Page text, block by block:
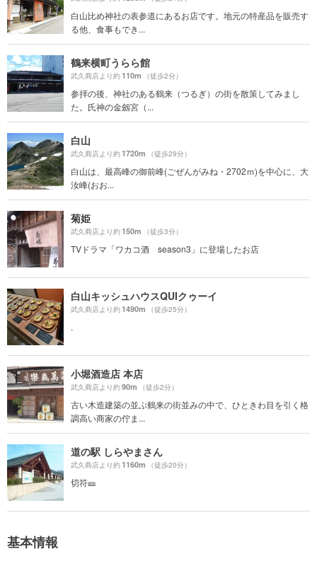
白山比め神社の表参道にあるお店です。地元の特産品を販売す
る他、食事もでき...
鶴来横町うらら館
武久商店より約110m （徒歩2分）
参拝の後、神社のある鶴来（つるぎ）の街を散策してみまし
た。氏神の金劔宮（...
白山
武久商店より約1720m （徒歩29分）
白山は、最高峰の御前峰(ごぜんがみね・2702ｍ)を中心に、大
汝峰(おお...
菊姫
武久商店より約150m （徒歩3分）
TVドラマ「ワカコ酒 season3」に登場したお店
白山キッシュハウスQUIクゥーイ
武久商店より約1490m （徒歩25分）
.
小堀酒造店 本店
武久商店より約90m （徒歩2分）
古い木造建築の並ぶ鶴来の街並みの中で、ひときわ目を引く格
調高い商家の佇ま...
道の駅 しらやまさん
武久商店より約1160m （徒歩20分）
切符🎫
基本情報